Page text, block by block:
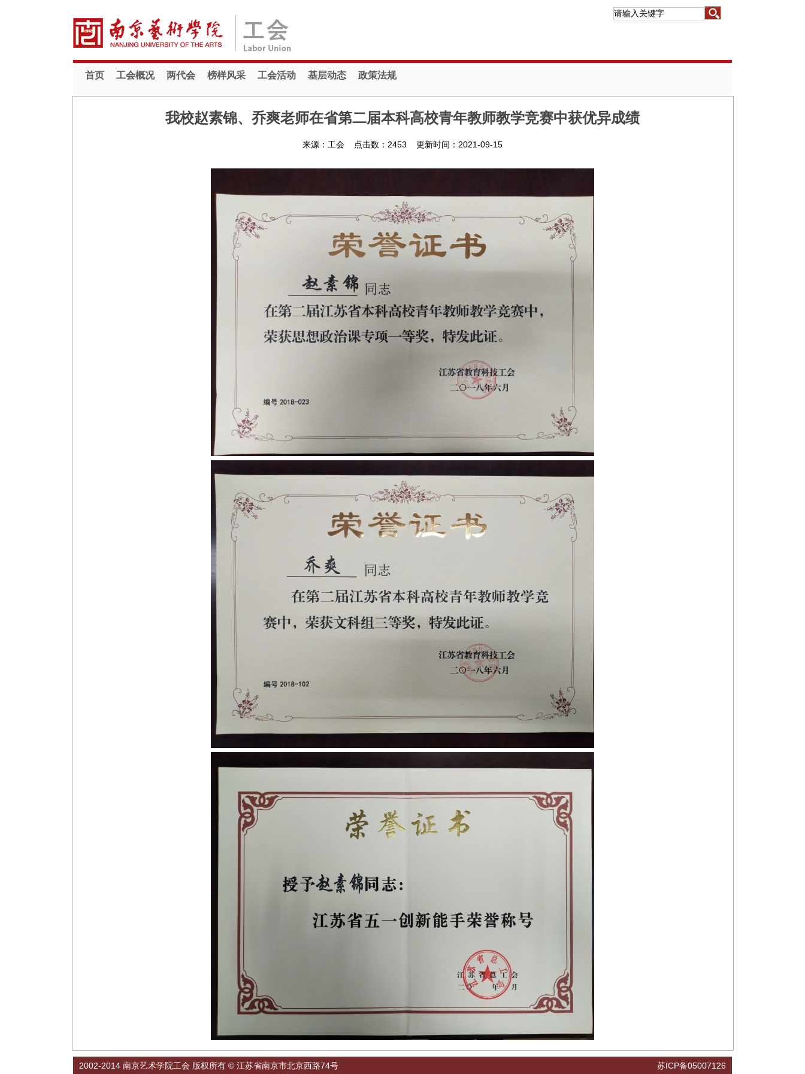
首页 工会概况 两代会 榜样风采 工会活动 基层动态 政策法规
我校赵素锦、乔爽老师在省第二届本科高校青年教师教学竞赛中获优异成绩
来源：工会 点击数： 2453 更新时间：2021-09-15
2002-2014 南京艺术学院工会 版权所有 © 江苏省南京市北京西路74号 苏ICP备05007126